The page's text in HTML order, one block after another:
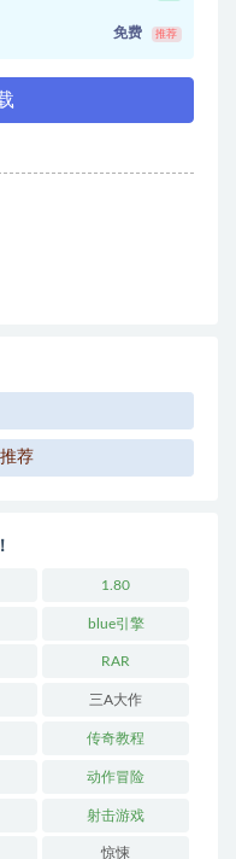
免费 推荐
荐
1.80
blue引擎
RAR
三A大作
传奇教程
动作冒险
射击游戏
惊悚